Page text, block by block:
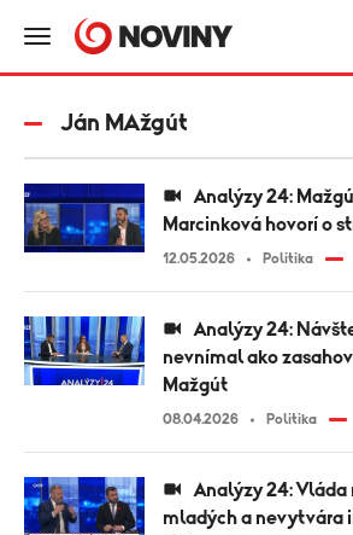
Ján MAžgút
Marcinková hovorí o
12.05.2026 Politika
nevnímal ako
Mažgút
08.04.2026 Politika
mladých a nevytvára